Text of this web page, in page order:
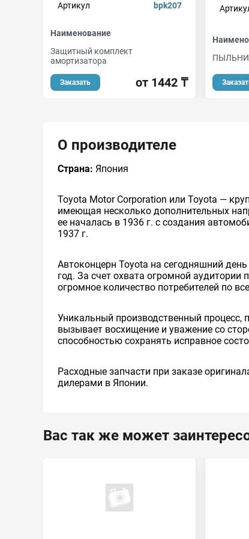
Артикул
bpk207
Наименование
Защитный комплект
амортизатора
Заказать от 1442 ₸
О производителе
Страна: Япония
Toyota Motor Corporation или Toyota —
имеющая несколько дополнительных
ее началась в 1936 г. с создания
1937 г.
Автоконцерн Toyota на сегодняшний
год. За счет охвата огромной аудитории
огромное количество потребителей по
Уникальный производственный
вызывает восхищение и уважение со
способностью сохранять исправное
Расходные запчасти при заказе
дилерами в Японии.
Вас так же может